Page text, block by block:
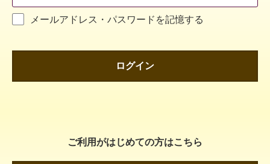
メールアドレス・パスワードを記憶する
ログイン
ご利用がはじめての方はこちら